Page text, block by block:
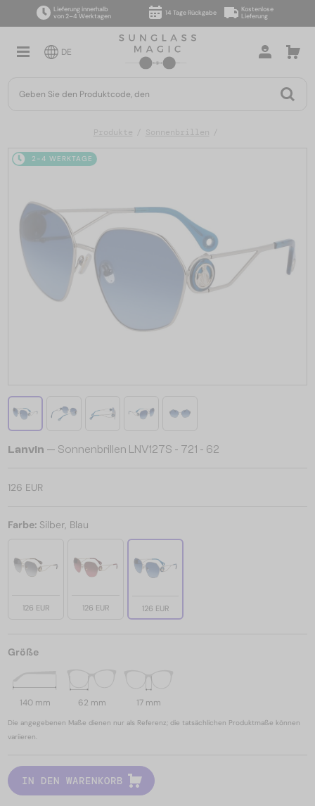
Lieferung innerhalb
von 2–4 Werktagen
14 Tage Rückgabe
Kostenlose
Lieferung
DE
Produkte Sonnenbrillen
2-4 WERKTAGE
Lanvin — Sonnenbrillen LNV127S - 721 - 62
126 EUR
Farbe: Silber, Blau
126 EUR 126 EUR 126 EUR
Größe
140 mm 62 mm 17 mm
Die angegebenen Maße dienen nur als Referenz; die tatsächlichen Produktmaße können
variieren.
IN DEN WARENKORB